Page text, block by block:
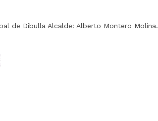
de Dibulla Alcalde: Alberto Montero Molina.